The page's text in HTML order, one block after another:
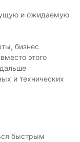
и ожидаемую
бизнес
этого
и технических
быстрым